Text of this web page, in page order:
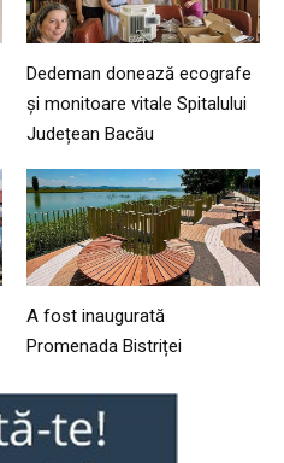
Dedeman donează ecografe
și monitoare vitale Spitalului
Județean Bacău
A fost inaugurată
Promenada Bistriței